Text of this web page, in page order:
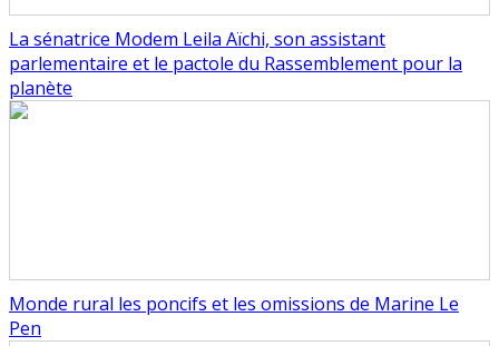
La sénatrice Modem Leila Aïchi, son assistant
parlementaire et le pactole du Rassemblement pour la
planète
Monde rural les poncifs et les omissions de Marine Le
Pen